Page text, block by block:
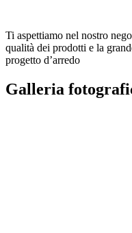
Ti aspettiamo nel nostro
qualità dei prodotti e la
progetto d’arredo
Galleria